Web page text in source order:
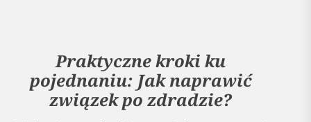
Praktyczne kroki ku
pojednaniu: Jak naprawić
związek po zdradzie?